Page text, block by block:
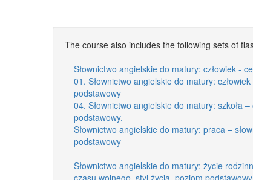
The course also includes the following sets of
Słownictwo angielskie do matury: człowiek -
01. Słownictwo angielskie do matury:
podstawowy
04. Słownictwo angielskie do matury: szkoła
podstawowy.
Słownictwo angielskie do matury: praca –
podstawowy
Słownictwo angielskie do matury: życie
czasu wolnego, styl życia, poziom podstawowy